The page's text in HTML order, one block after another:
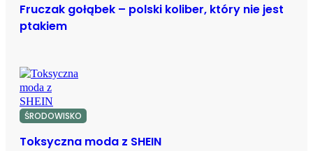
Fruczak gołąbek – polski koliber, który nie jest
ptakiem
ŚRODOWISKO
Toksyczna moda z SHEIN